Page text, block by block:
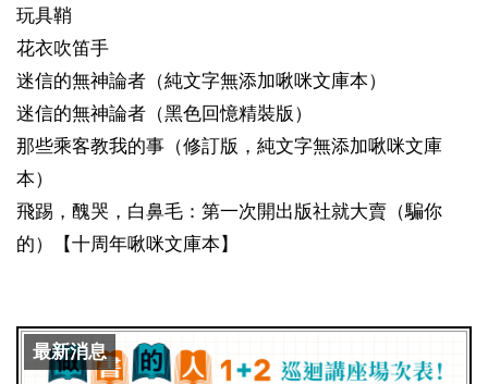
玩具鞘
花衣吹笛手
迷信的無神論者（純文字無添加啾咪文庫本）
迷信的無神論者（黑色回憶精裝版）
那些乘客教我的事（修訂版，純文字無添加啾咪文庫
本）
飛踢，醜哭，白鼻毛：第一次開出版社就大賣（騙你
的）【十周年啾咪文庫本】
最新消息